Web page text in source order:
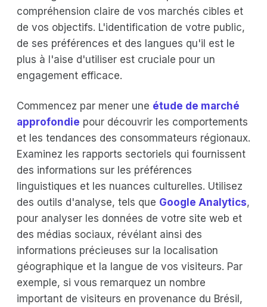
compréhension claire de vos marchés cibles et
de vos objectifs. L'identification de votre public,
de ses préférences et des langues qu'il est le
plus à l'aise d'utiliser est cruciale pour un
engagement efficace.
Commencez par mener une étude de marché
approfondie pour découvrir les comportements
et les tendances des consommateurs régionaux.
Examinez les rapports sectoriels qui fournissent
des informations sur les préférences
linguistiques et les nuances culturelles. Utilisez
des outils d'analyse, tels que Google Analytics,
pour analyser les données de votre site web et
des médias sociaux, révélant ainsi des
informations précieuses sur la localisation
géographique et la langue de vos visiteurs. Par
exemple, si vous remarquez un nombre
important de visiteurs en provenance du Brésil,